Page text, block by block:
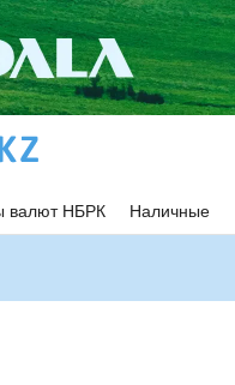
валют НБРК Наличные